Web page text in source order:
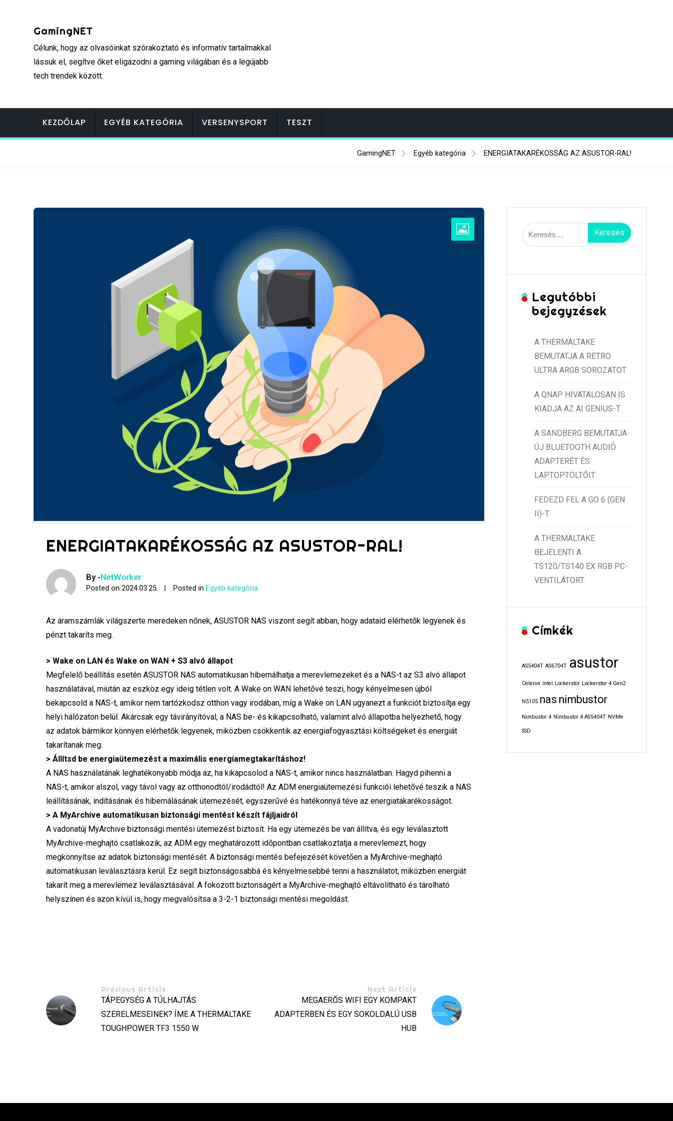
GamingNET
Célunk, hogy az olvasóinkat szórakoztató és informatív tartalmakkal
lássuk el, segítve őket eligazodni a gaming világában és a legújabb
tech trendek között.
KEZDŐLAP EGYÉB KATEGÓRIA VERSENYSPORT TESZT
GamingNET Egyéb kategória ENERGIATAKARÉKOSSÁG AZ ASUSTOR-RAL!
ENERGIATAKARÉKOSSÁG AZ ASUSTOR-RAL!
By -NetWorker
Posted on2024.03.25. Posted in Egyéb kategória
Az áramszámlák világszerte meredeken nőnek, ASUSTOR NAS viszont segít abban, hogy adataid elérhetők legyenek és
pénzt takaríts meg.
> Wake on LAN és Wake on WAN + S3 alvó állapot
Megfelelő beállítás esetén ASUSTOR NAS automatikusan hibernálhatja a merevlemezeket és a NAS-t az S3 alvó állapot
használatával, miután az eszköz egy ideig tétlen volt. A Wake on WAN lehetővé teszi, hogy kényelmesen újból
bekapcsold a NAS-t, amikor nem tartózkodsz otthon vagy irodában, míg a Wake on LAN ugyanezt a funkciót biztosítja egy
helyi hálózaton belül. Akárcsak egy távirányítóval, a NAS be- és kikapcsolható, valamint alvó állapotba helyezhető, hogy
az adatok bármikor könnyen elérhetők legyenek, miközben csökkentik az energiafogyasztási költségeket és energiát
takarítanak meg.
> Állítsd be energiaütemezést a maximális energiamegtakarításhoz!
A NAS használatának leghatékonyabb módja az, ha kikapcsolod a NAS-t, amikor nincs használatban. Hagyd pihenni a
NAS-t, amikor alszol, vagy távol vagy az otthonodtól/irodádtól! Az ADM energiaütemezési funkciói lehetővé teszik a NAS
leállításának, indításának és hibernálásának ütemezését, egyszerűvé és hatékonnyá téve az energiatakarékosságot.
> A MyArchive automatikusan biztonsági mentést készít fájljaidról
A vadonatúj MyArchive biztonsági mentési ütemezést biztosít. Ha egy ütemezés be van állítva, és egy leválasztott
MyArchive-meghajtó csatlakozik, az ADM egy meghatározott időpontban csatlakoztatja a merevlemezt, hogy
megkönnyítse az adatok biztonsági mentését. A biztonsági mentés befejezését követően a MyArchive-meghajtó
automatikusan leválasztásra kerül. Ez segít biztonságosabbá és kényelmesebbé tenni a használatot, miközben energiát
takarít meg a merevlemez leválasztásával. A fokozott biztonságért a MyArchive-meghajtó eltávolítható és tárolható
helyszínen és azon kívül is, hogy megvalósítsa a 3-2-1 biztonsági mentési megoldást.
Previous Article
TÁPEGYSÉG A TÚLHAJTÁS
SZERELMESEINEK? ÍME A THERMALTAKE
TOUGHPOWER TF3 1550 W
Next Article
MEGAERŐS WIFI EGY KOMPAKT
ADAPTERBEN ÉS EGY SOKOLDALÚ USB
HUB
Keresés:
Legutóbbi
bejegyzések
A THERMALTAKE
BEMUTATJA A RETRO
ULTRA ARGB SOROZATOT
A QNAP HIVATALOSAN IS
KIADJA AZ AI GENIUS-T
A SANDBERG BEMUTATJA
ÚJ BLUETOOTH AUDIÓ
ADAPTERÉT ÉS
LAPTOPTÖLTŐIT
FEDEZD FEL A GO 6 (GEN
II)-T
A THERMALTAKE
BEJELENTI A
TS120/TS140 EX RGB PC-
VENTILÁTORT
Címkék
AS5404T AS6704T asustor
Celeron Intel Lockerstor Lockerstor 4 Gen2
N5105 nas nimbustor
Nimbustor 4 Nimbustor 4 AS5404T NVMe
SSD